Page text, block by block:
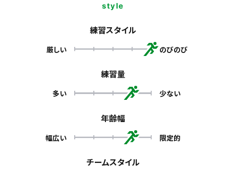
style
練習スタイル
厳しい のびのび
練習量
多い 少ない
年齢幅
幅広い 限定的
チームスタイル